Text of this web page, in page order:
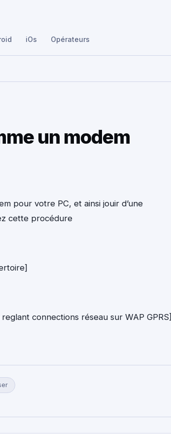
iOs Opérateurs
un modem
pour votre PC, et ainsi jouir d’une
cette procédure
connections réseau sur WAP GPRS]